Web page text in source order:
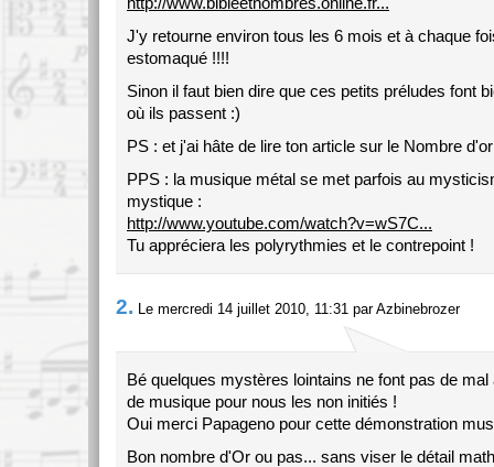
J'y retourne environ tous les 6 mois et à chaque
estomaqué !!!!
Sinon il faut bien dire que ces petits préludes font
où ils passent :)
PS : et j'ai hâte de lire ton article sur le Nombre
PPS : la musique métal se met parfois au
mystique :
http://www.youtube.com/watch?v=wS7C...
Tu appréciera les polyrythmies et le contrepoint !
2. Le mercredi 14 juillet 2010, 11:31 par Azbinebrozer
Bé quelques mystères lointains ne font pas de mal
de musique pour nous les non initiés !
Oui merci Papageno pour cette démonstration
Bon nombre d'Or ou pas... sans viser le détail